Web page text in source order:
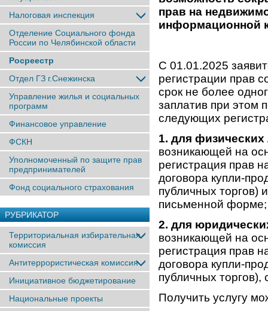
Налоговая инспекция
Отделение Социального фонда
России по Челябинской области
Росреестр
Отдел ГЗ г.Снежинска
Управление жилья и социальных
программ
Финансовое управление
ФСКН
Уполномоченный по защите прав
предпринимателей
Фонд социального страхования
РУБРИКАТОР
Территориальная избирательная
комиссия
Антитеррористическая комиссия
Инициативное бюджетирование
Национальные проекты
прав на
информационной
С 01.01.2025
регистрации прав
срок не более
заплатив при
следующих
1. для
возникающей на
регистрация прав
договора купли-
публичных торгов)
письменной форме;
2. для
возникающей на
регистрация прав
договора купли-
публичных
Получить услугу